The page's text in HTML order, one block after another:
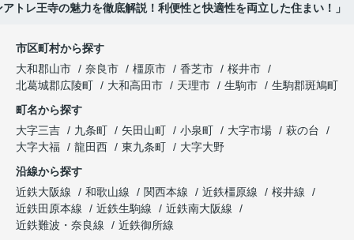
トレ王寺の魅力を徹底解説！利便性と快適性を両立した住まい！」
市区町村から探す
大和郡山市
奈良市 橿原市 香芝市
桜井市
北葛城郡広陵町
大和高田市 天理市 生駒市
生駒郡斑鳩町
町名から探す
大字三吉
九条町 矢田山町 小泉町 大字市場
萩の台
大字大福
龍田西 東九条町
大字大野
沿線から探す
近鉄大阪線
和歌山線 関西本線 近鉄橿原線
桜井線
近鉄田原本線
近鉄生駒線
近鉄南大阪線
近鉄難波・奈良線
近鉄御所線